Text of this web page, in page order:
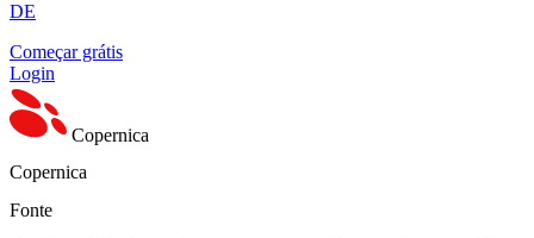
DE
Começar grátis
Login
Copernica
Copernica
Fonte